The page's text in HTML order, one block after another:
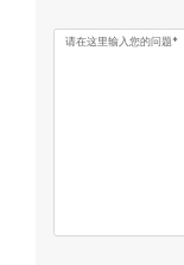
请在这里输入您的问题*